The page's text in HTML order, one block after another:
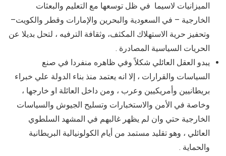
الميزانيات لاسيما في ظل توسعها مع التعليم والبعثات
الخارجية – في السعودية والبحرين والإمارات وقطر والكويت–
وتحفيز حرية الاستهلاك المكثف، وثقافة الترفيه ، لتحل بديلا عن
الحريات السياسية المصادرة .
يبدو العقل العائلي شكلاً وفي ظاهره منفردا في صنع
السياسات والقرارات ، إلا انه يعتمد منذ بناء الدولة علي خبراء
بريطانيين وأمريكيين وعرب ، ومن داخل العائلة او خارجها ،
وخاصة في الأمن والاستخبارات وتسليح الجيوش والسياسات
الخارجية حتي وان لم يظهر غالبهم في المشهد السلطوي
العائلي ، وهو تقليد مستمد من أيام الكولونيالية البريطانية
والحماية .